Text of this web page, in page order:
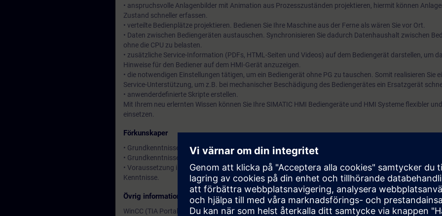
• anspruchsvolle Anlagenbilder mit Animation aus Prozesszuständen projektieren, hiermit können
Zustand schneller erfassen.
• verteilte Bedienplätze projektieren. Bedienen Sie Ihre Maschine aus der Ferne als wären Sie vor Ort.
• Daten zwischen Bediengeräten austauschen. Synchronisieren Sie dadurch Datenhaushalt zwischen
ohne die CPU zu belasten.
• zusätzliche Service-Information (PDFs, HTML-Seiten und Videos) auf dem Bediengerät darstellen, um
Hinweise für den Bediener auf dem HMI-Gerät anzuzeigen.
• die notwendigen Einstellungen tätigen, um ein Bediengerät ohne PG zu tauschen. Somit realisieren Sie
Service-Unterstützung, um z.B. bei mechanischer Beschädigung des Bediengerätes ein Ersatzgerät
• anwenderdefinierte Skripte erstellen.
Mit Ihrem neu erlernten Wissen können Sie Ihre SIMATIC HMI Bediengeräte und HMI Systeme flexibler
einsetzen.
Förkunskaper
• Grundkenntnisse der Automatisierungstechnik
• Grundkenntnisse der Visualisierungsgestaltung von HMI-Panels mit WinCC im TIA-Portal.
• Voraussetzung ist der KursSIMATIC WinCC maschinennah im TIA Portal, Systemkurs (TIA-WCCM)oder
Kenntnisse.
Övrig information
WinCC (TIA Portal) teilt sich grundsätzlich in den maschinennahen Bereich und in SCADA.